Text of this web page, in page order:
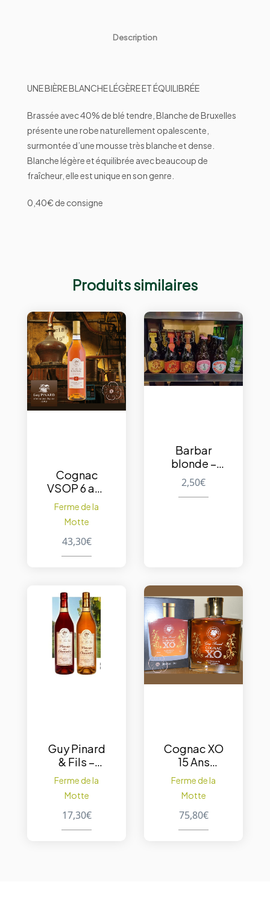
Description
UNE BIÈRE BLANCHE LÉGÈRE ET ÉQUILIBRÉE
Brassée avec 40% de blé tendre, Blanche de Bruxelles
présente une robe naturellement opalescente,
surmontée d’une mousse très blanche et dense.
Blanche légère et équilibrée avec beaucoup de
fraîcheur, elle est unique en son genre.
0,40€ de consigne
Produits similaires
Cognac
VSOP 6 ans
vieillisseme
nt en fût –
70 cl
Ferme de la
Motte
43,30€
Barbar
blonde –
8% – 33cl
2,50€
Guy Pinard
& Fils –
Pineau des
Charentes
Blanc
17%vol.
Ferme de la
Motte
17,30€
Cognac XO
15 Ans
“Carafe en
coffret” –
70 cl
Ferme de la
Motte
75,80€